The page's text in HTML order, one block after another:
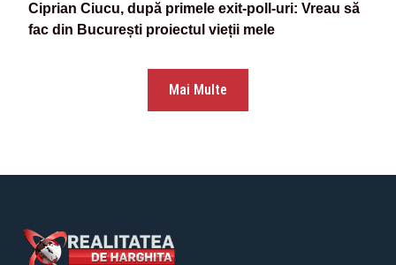
Ciprian Ciucu, după primele exit-poll-uri: Vreau să
fac din București proiectul vieții mele
Mai Multe